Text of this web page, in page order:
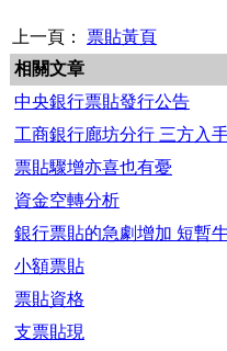
上一頁： 票貼黃頁
相關文章
中央銀行票貼發行公告
工商銀行廊坊分行 三方入
票貼驟增亦喜也有憂
資金空轉分析
銀行票貼的急劇增加 短暫
小額票貼
票貼資格
支票貼現